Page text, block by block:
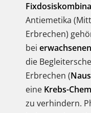
Antiemetika
Erbrechen)
bei
die
Erbrechen (
eine Krebs-
zu verhindern.